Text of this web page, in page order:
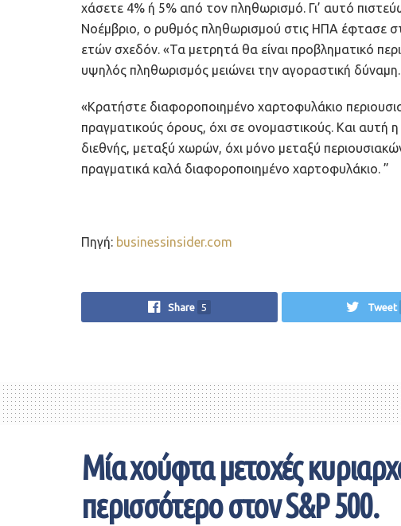
χάσετε 4% ή 5% από τον πληθωρισμό. Γι’ αυτό
Νοέμβριο, ο ρυθμός πληθωρισμού στις ΗΠΑ έφτασε
ετών σχεδόν. «Τα μετρητά θα είναι προβληματικό
υψηλός πληθωρισμός μειώνει την αγοραστική δύναμη.
«Κρατήστε διαφοροποιημένο χαρτοφυλάκιο
πραγματικούς όρους, όχι σε ονομαστικούς. Και αυτή
διεθνής, μεταξύ χωρών, όχι μόνο μεταξύ
πραγματικά καλά διαφοροποιημένο χαρτοφυλάκιο. ”
Πηγή: businessinsider.com
Share 5 Tweet
Μία χούφτα μετοχές
περισσότερο στον S&P 500.